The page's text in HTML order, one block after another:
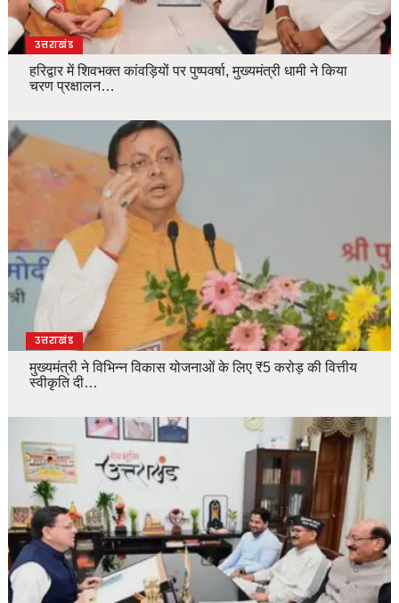
उत्तराखंड
हरिद्वार में शिवभक्त कांवड़ियों पर पुष्पवर्षा, मुख्यमंत्री धामी ने किया
चरण प्रक्षालन…
उत्तराखंड
मुख्यमंत्री ने विभिन्न विकास योजनाओं के लिए ₹5 करोड़ की वित्तीय
स्वीकृति दी…